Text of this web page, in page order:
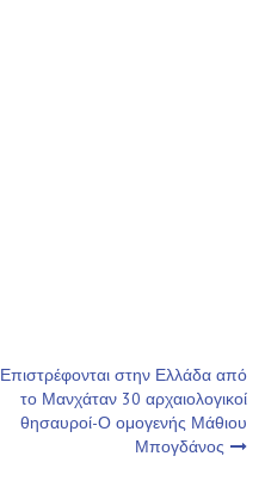
Επιστρέφονται στην Ελλάδα από
το Μανχάταν 30 αρχαιολογικοί
θησαυροί-Ο ομογενής Μάθιου
Μπογδάνος